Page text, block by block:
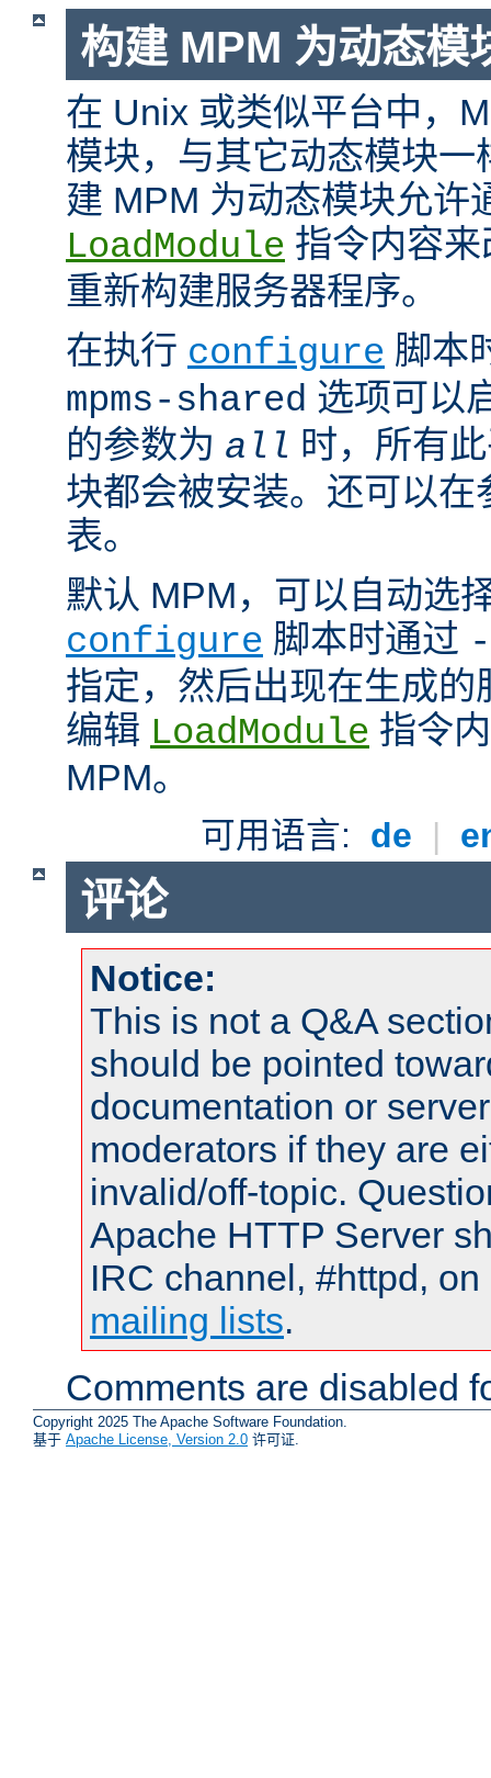
构建 MPM 为动态模
在 Unix 或类似平台中，
模块，与其它动态模块
建 MPM 为动态模块允许
LoadModule 指令内容
重新构建服务器程序。
在执行 configure 脚本
mpms-shared 选项可以
的参数为 all 时，所有
块都会被安装。还可以在
表。
默认 MPM，可以自动选
configure 脚本时通过
指定，然后出现在生成
编辑 LoadModule 指令
MPM。
可用语言: de |
评论
Notice:
This is not a Q&A
should be pointed
documentation or
moderators if they are
invalid/off-topic.
Apache HTTP Server
IRC channel, #httpd,
mailing lists.
Comments are disabled
Copyright 2025 The Apache Software Foundation.
基于 Apache License, Version 2.0 许可证.